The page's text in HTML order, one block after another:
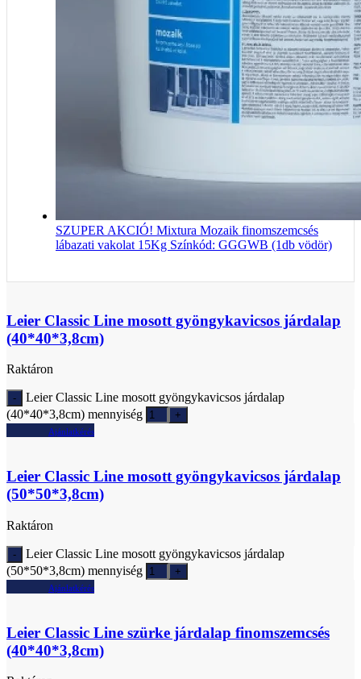
SZUPER AKCIÓ! Mixtura Mozaik finomszemcsés
lábazati vakolat 15Kg Színkód: GGGWB (1db vödör)
Leier Classic Line mosott gyöngykavicsos járdalap
(40*40*3,8cm)
Raktáron
Leier Classic Line mosott gyöngykavicsos járdalap
(40*40*3,8cm) mennyiség
Ajánlatkérés
Leier Classic Line mosott gyöngykavicsos járdalap
(50*50*3,8cm)
Raktáron
Leier Classic Line mosott gyöngykavicsos járdalap
(50*50*3,8cm) mennyiség
Ajánlatkérés
Leier Classic Line szürke járdalap finomszemcsés
(40*40*3,8cm)